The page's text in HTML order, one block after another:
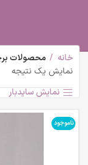
خانه
محصولات
نمایش یک نتیجه
نمایش سایدبار
ناموجود